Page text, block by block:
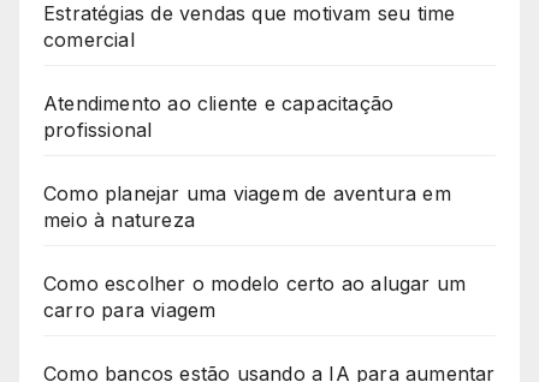
Estratégias de vendas que motivam seu time
comercial
Atendimento ao cliente e capacitação
profissional
Como planejar uma viagem de aventura em
meio à natureza
Como escolher o modelo certo ao alugar um
carro para viagem
Como bancos estão usando a IA para aumentar